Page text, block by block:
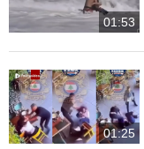
01:53
01:25